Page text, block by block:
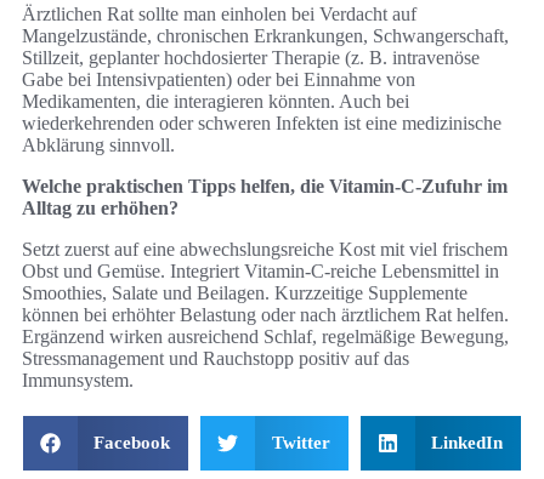
Ärztlichen Rat sollte man einholen bei Verdacht auf
Mangelzustände, chronischen Erkrankungen, Schwangerschaft,
Stillzeit, geplanter hochdosierter Therapie (z. B. intravenöse
Gabe bei Intensivpatienten) oder bei Einnahme von
Medikamenten, die interagieren könnten. Auch bei
wiederkehrenden oder schweren Infekten ist eine medizinische
Abklärung sinnvoll.
Welche praktischen Tipps helfen, die Vitamin‑C‑Zufuhr im
Alltag zu erhöhen?
Setzt zuerst auf eine abwechslungsreiche Kost mit viel frischem
Obst und Gemüse. Integriert Vitamin‑C‑reiche Lebensmittel in
Smoothies, Salate und Beilagen. Kurzzeitige Supplemente
können bei erhöhter Belastung oder nach ärztlichem Rat helfen.
Ergänzend wirken ausreichend Schlaf, regelmäßige Bewegung,
Stressmanagement und Rauchstopp positiv auf das
Immunsystem.
Facebook Twitter LinkedIn